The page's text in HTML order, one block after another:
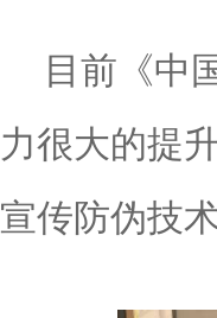
目前 《中
力很大的提
宣传防伪技